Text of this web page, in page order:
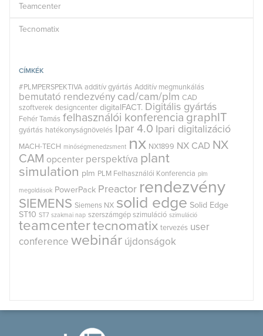
Teamcenter
Tecnomatix
CÍMKÉK
#PLMPERSPEKTIVA additív gyártás Additív megmunkálás
bemutató rendezvény cad/cam/plm CAD
szoftverek designcenter digitalFACT. Digitális gyártás
Fehér Tamás felhasználói konferencia graphIT
gyártás hatékonyságnövelés Ipar 4.0 Ipari digitalizáció
MACH-TECH minőségmenedzsment nx NX1899 NX CAD NX
CAM opcenter perspektíva plant
simulation plm PLM Felhasználói Konferencia plm
megoldások PowerPack Preactor rendezvény
SIEMENS Siemens NX solid edge Solid Edge
ST10 ST7 szakmai nap szerszámgép szimuláció szimuláció
teamcentertecnomatix tervezés user
conference webinár újdonságok